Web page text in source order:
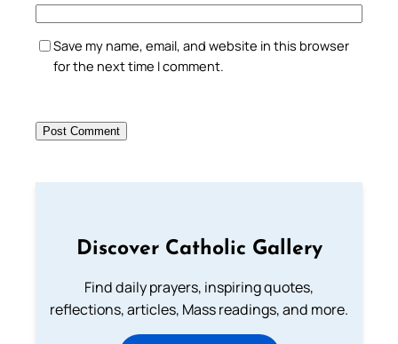
Save my name, email, and website in this browser
for the next time I comment.
Discover Catholic Gallery
Find daily prayers, inspiring quotes,
reflections, articles, Mass readings, and more.